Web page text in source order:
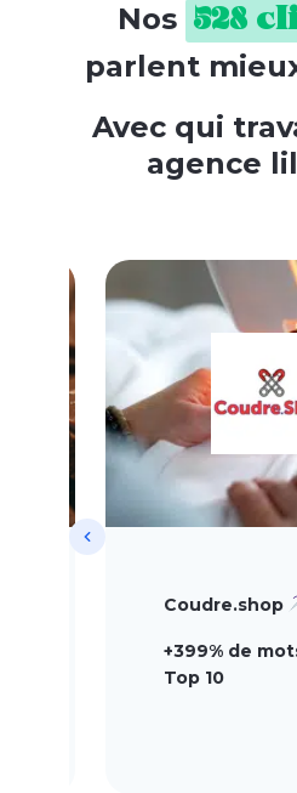
Nos 528
parlent
Avec qui
agence
Coudre.shop
+399% de
Top 10